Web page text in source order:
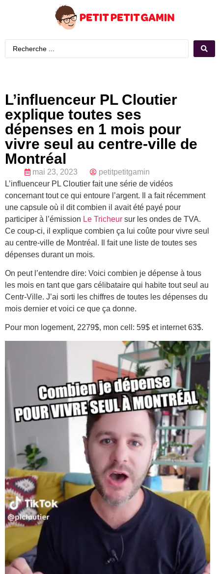
L’influenceur PL Cloutier
explique toutes ses
dépenses en 1 mois pour
vivre seul au centre-ville de
Montréal
mai 23, 2023
petitpetitgamin
L’influenceur PL Cloutier fait une série de vidéos
concernant tout ce qui entoure l’argent. Il a fait récemment
une capsule où il dit combien il avait été payé pour
participer à l’émission Le Tricheur sur les ondes de TVA.
Ce coup-ci, il explique combien ça lui coûte pour vivre seul
au centre-ville de Montréal. Il fait une liste de toutes ses
dépenses durant un mois.
On peut l’entendre dire: Voici combien je dépense à tous
les mois en tant que gars célibataire qui habite tout seul au
Centr-Ville. J’ai sorti les chiffres de toutes les dépenses du
mois dernier et voici ce que ça donne.
Pour mon logement, 2279$, mon cell: 59$ et internet 63$.